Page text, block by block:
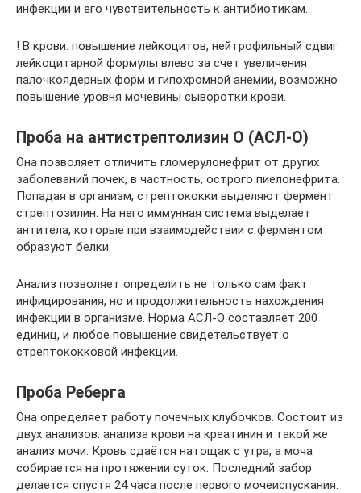
инфекции и его чувствительность к антибиотикам.
! В крови: повышение лейкоцитов, нейтрофильный сдвиг
лейкоцитарной формулы влево за счет увеличения
палочкоядерных форм и гипохромной анемии, возможно
повышение уровня мочевины сыворотки крови.
Проба на антистрептолизин О (АСЛ-О)
Она позволяет отличить гломерулонефрит от других
заболеваний почек, в частность, острого пиелонефрита.
Попадая в организм, стрептококки выделяют фермент
стрептозилин. На него иммунная система выделает
антитела, которые при взаимодействии с ферментом
образуют белки.
Анализ позволяет определить не только сам факт
инфицирования, но и продолжительность нахождения
инфекции в организме. Норма АСЛ-О составляет 200
единиц, и любое повышение свидетельствует о
стрептококковой инфекции.
Проба Реберга
Она определяет работу почечных клубочков. Состоит из
двух анализов: анализа крови на креатинин и такой же
анализ мочи. Кровь сдаётся натощак с утра, а моча
собирается на протяжении суток. Последний забор
делается спустя 24 часа после первого мочеиспускания.